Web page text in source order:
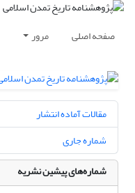
صفحه اصلی مرور
مقالات آماده انتشار
شماره جاری
شماره‌های پیشین نشریه